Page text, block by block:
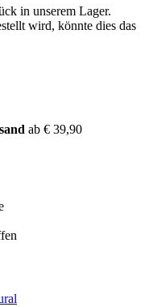
in unserem Lager.
wird, könnte dies das
ab € 39,90